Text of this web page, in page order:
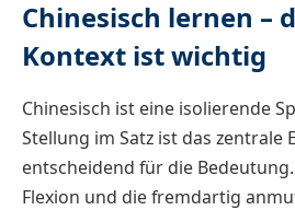
Chinesisch lernen –
Kontext ist wichtig
Chinesisch ist eine isolierende
Stellung im Satz ist das zentrale
entscheidend für die
Flexion und die fremdartig